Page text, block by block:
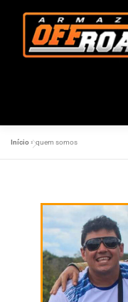
HOME
FUN
PEÇAS E
Início»quem somos